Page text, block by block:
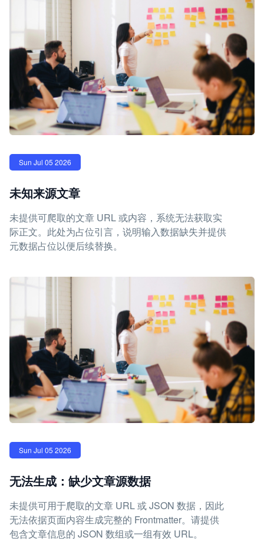
Sun Jul 05 2026
未知来源文章
未提供可爬取的文章 URL 或内容，系统无法获取实
际正文。此处为占位引言，说明输入数据缺失并提供
元数据占位以便后续替换。
Sun Jul 05 2026
无法生成：缺少文章源数据
未提供可用于爬取的文章 URL 或 JSON 数据，因此
无法依据页面内容生成完整的 Frontmatter。请提供
包含文章信息的 JSON 数组或一组有效 URL。